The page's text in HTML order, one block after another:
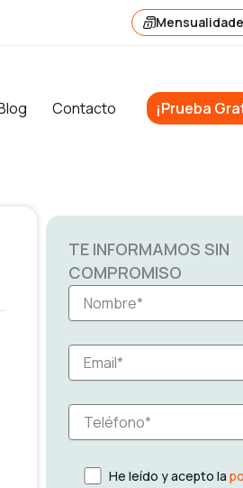
Contacto ¡Prueba
TE INFORMAMOS SIN
COMPROMISO
He leído y acepto la